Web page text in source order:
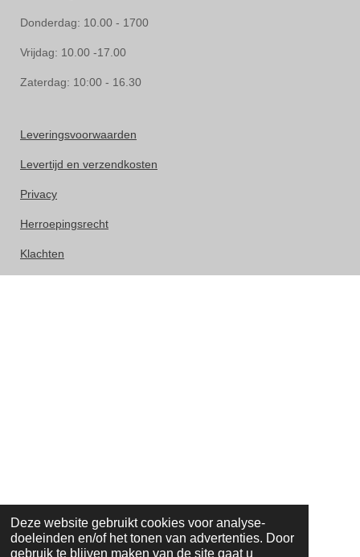
Deze website gebruikt cookies voor analyse-
doeleinden en/of het tonen van advertenties. Door
gebruik te blijven maken van de site gaat u
Donderdag: 10.00 - 1700
Vrijdag: 10.00 -17.00
Zaterdag: 10:00 - 16.30
Leveringsvoorwaarden
Levertijd en verzendkosten
Privacy
Herroepingsrecht
Klachten